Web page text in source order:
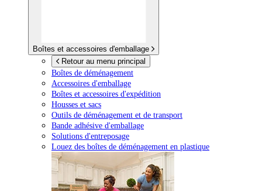
Boîtes et accessoires d'emballage
Retour au menu principal
Boîtes de déménagement
Accessoires d'emballage
Boîtes et accessoires d'expédition
Housses et sacs
Outils de déménagement et de transport
Bande adhésive d'emballage
Solutions d'entreposage
Louez des boîtes de déménagement en plastique